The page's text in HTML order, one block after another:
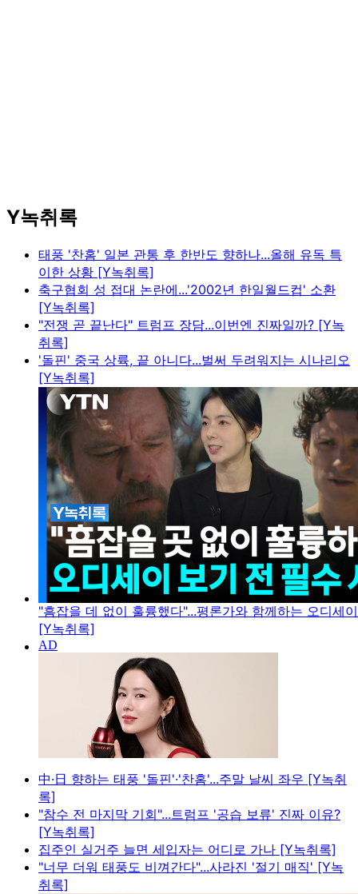
Y녹취록
태풍 '찬홈' 일본 관통 후 한반도 향하나...올해 유독 특
이한 상황 [Y녹취록]
축구협회 성 접대 논란에...'2002년 한일월드컵' 소환
[Y녹취록]
"전쟁 곧 끝난다" 트럼프 장담...이번엔 진짜일까? [Y녹
취록]
'돌핀' 중국 상륙, 끝 아니다...벌써 두려워지는 시나리오
[Y녹취록]
"흠잡을 데 없이 훌륭했다"...평론가와 함께하는 오디세
[Y녹취록]
中·日 향하는 태풍 '돌핀'·'찬홈'...주말 날씨 좌우 [Y녹취
록]
"참수 전 마지막 기회"...트럼프 '공습 보류' 진짜 이유?
[Y녹취록]
집주인 실거주 늘면 세입자는 어디로 가나 [Y녹취록]
"너무 더워 태풍도 비껴간다"...사라진 '절기 매직' [Y녹
취록]